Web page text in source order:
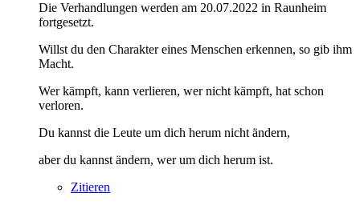
Die Verhandlungen werden am 20.07.2022 in Raunheim
fortgesetzt.
Willst du den Charakter eines Menschen erkennen, so gib ihm
Macht.
Wer kämpft, kann verlieren, wer nicht kämpft, hat schon
verloren.
Du kannst die Leute um dich herum nicht ändern,
aber du kannst ändern, wer um dich herum ist.
Zitieren